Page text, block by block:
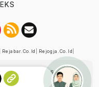
Rejabar.co.id Rejogja.co.id
Dewan Pers
K/XII/2022